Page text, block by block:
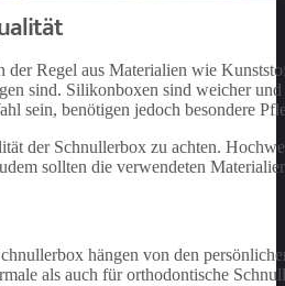
der Regel aus Materialien wie
sind. Silikonboxen sind weicher
sein, benötigen jedoch besondere
der Schnullerbox zu achten.
sollten die verwendeten
hängen von den
als auch für orthodontische